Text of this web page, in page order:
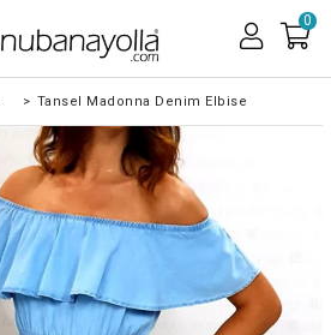
0
> Tansel Madonna Denim Elbise